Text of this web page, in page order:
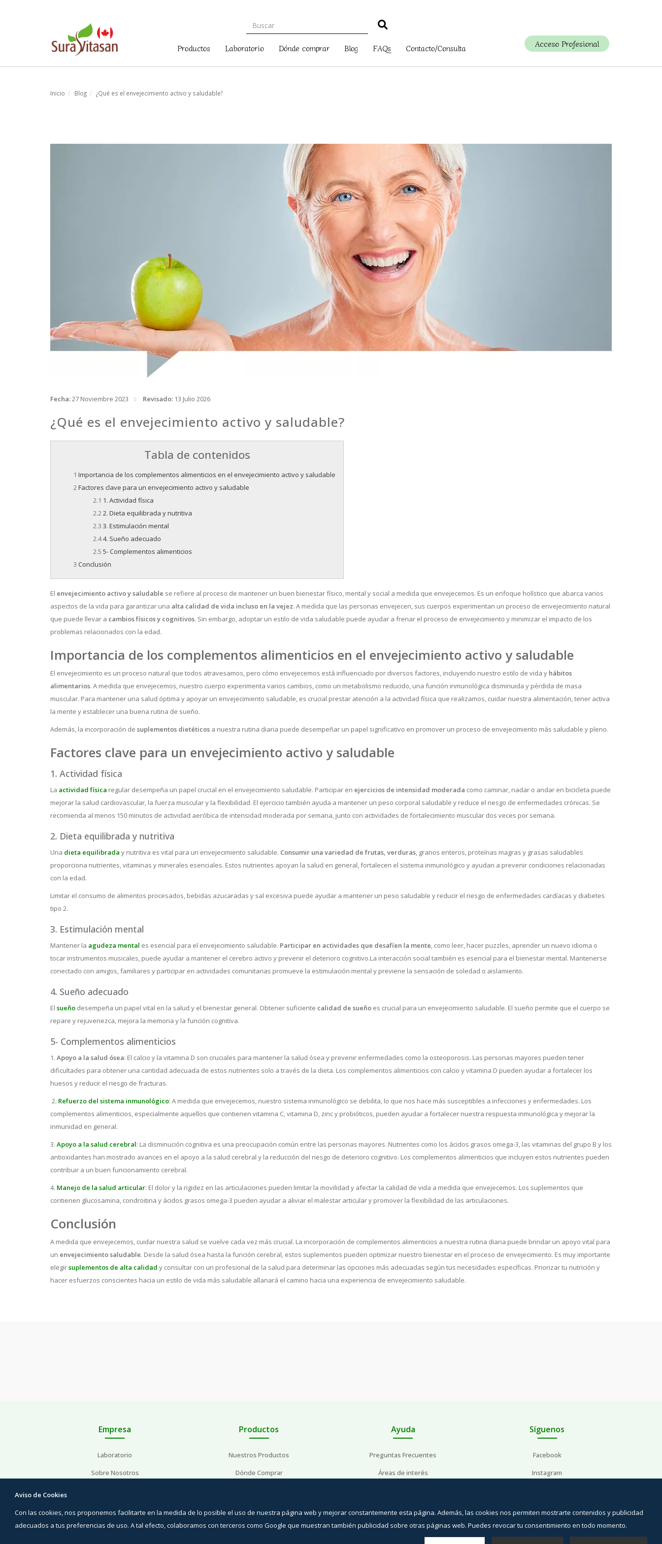
Acceso Profesional
Productos Laboratorio Dónde comprar Blog FAQs Contacto/Consulta
Inicio Blog ¿Qué es el envejecimiento activo y saludable?
Fecha:27 Noviembre 2023 Revisado: 13 Julio 2026
¿Qué es el envejecimiento activo y saludable?
Tabla de contenidos
Importancia de los complementos alimenticios en el envejecimiento activo y saludable
Factores clave para un envejecimiento activo y saludable
1. Actividad física
2. Dieta equilibrada y nutritiva
3. Estimulación mental
4. Sueño adecuado
5- Complementos alimenticios
Conclusión
El envejecimiento activo y saludable se refiere al proceso de mantener un buen bienestar físico, mental y social a medida que envejecemos. Es un enfoque holístico que abarca varios
aspectos de la vida para garantizar una alta calidad de vida incluso en la vejez. A medida que las personas envejecen, sus cuerpos experimentan un proceso de envejecimiento natural
que puede llevar a cambios físicos y cognitivos. Sin embargo, adoptar un estilo de vida saludable puede ayudar a frenar el proceso de envejecimiento y minimizar el impacto de los
problemas relacionados con la edad.
Importancia de los complementos alimenticios en el envejecimiento activo y saludable
El envejecimiento es un proceso natural que todos atravesamos, pero cómo envejecemos está influenciado por diversos factores, incluyendo nuestro estilo de vida y hábitos
alimentarios. A medida que envejecemos, nuestro cuerpo experimenta varios cambios, como un metabolismo reducido, una función inmunológica disminuida y pérdida de masa
muscular. Para mantener una salud óptima y apoyar un envejecimiento saludable, es crucial prestar atención a la actividad física que realizamos, cuidar nuestra alimentación, tener activa
la mente y establecer una buena rutina de sueño.
Además, la incorporación de suplementos dietéticos a nuestra rutina diaria puede desempeñar un papel significativo en promover un proceso de envejecimiento más saludable y pleno.
Factores clave para un envejecimiento activo y saludable
1. Actividad física
La actividad física regular desempeña un papel crucial en el envejecimiento saludable. Participar en ejercicios de intensidad moderada como caminar, nadar o andar en bicicleta puede
mejorar la salud cardiovascular, la fuerza muscular y la flexibilidad. El ejercicio también ayuda a mantener un peso corporal saludable y reduce el riesgo de enfermedades crónicas. Se
recomienda al menos 150 minutos de actividad aeróbica de intensidad moderada por semana, junto con actividades de fortalecimiento muscular dos veces por semana.
2. Dieta equilibrada y nutritiva
Una dieta equilibrada y nutritiva es vital para un envejecimiento saludable. Consumir una variedad de frutas, verduras, granos enteros, proteínas magras y grasas saludables
proporciona nutrientes, vitaminas y minerales esenciales. Estos nutrientes apoyan la salud en general, fortalecen el sistema inmunológico y ayudan a prevenir condiciones relacionadas
con la edad.
Limitar el consumo de alimentos procesados, bebidas azucaradas y sal excesiva puede ayudar a mantener un peso saludable y reducir el riesgo de enfermedades cardíacas y diabetes
tipo 2.
3. Estimulación mental
Mantener la agudeza mental es esencial para el envejecimiento saludable. Participar en actividades que desafíen la mente, como leer, hacer puzzles, aprender un nuevo idioma o
tocar instrumentos musicales, puede ayudar a mantener el cerebro activo y prevenir el deterioro cognitivo.La interacción social también es esencial para el bienestar mental. Mantenerse
conectado con amigos, familiares y participar en actividades comunitarias promueve la estimulación mental y previene la sensación de soledad o aislamiento.
4. Sueño adecuado
El sueño desempeña un papel vital en la salud y el bienestar general. Obtener suficiente calidad de sueño es crucial para un envejecimiento saludable. El sueño permite que el cuerpo se
repare y rejuvenezca, mejora la memoria y la función cognitiva.
5- Complementos alimenticios
1. Apoyo a la salud ósea: El calcio y la vitamina D son cruciales para mantener la salud ósea y prevenir enfermedades como la osteoporosis. Las personas mayores pueden tener
dificultades para obtener una cantidad adecuada de estos nutrientes solo a través de la dieta. Los complementos alimenticios con calcio y vitamina D pueden ayudar a fortalecer los
huesos y reducir el riesgo de fracturas.
2. Refuerzo del sistema inmunológico: A medida que envejecemos, nuestro sistema inmunológico se debilita, lo que nos hace más susceptibles a infecciones y enfermedades. Los
complementos alimenticios, especialmente aquellos que contienen vitamina C, vitamina D, zinc y probióticos, pueden ayudar a fortalecer nuestra respuesta inmunológica y mejorar la
inmunidad en general.
3. Apoyo a la salud cerebral: La disminución cognitiva es una preocupación común entre las personas mayores. Nutrientes como los ácidos grasos omega-3, las vitaminas del grupo B y los
antioxidantes han mostrado avances en el apoyo a la salud cerebral y la reducción del riesgo de deterioro cognitivo. Los complementos alimenticios que incluyen estos nutrientes pueden
contribuir a un buen funcionamiento cerebral.
4. Manejo de la salud articular: El dolor y la rigidez en las articulaciones pueden limitar la movilidad y afectar la calidad de vida a medida que envejecemos. Los suplementos que
contienen glucosamina, condroitina y ácidos grasos omega-3 pueden ayudar a aliviar el malestar articular y promover la flexibilidad de las articulaciones.
Conclusión
A medida que envejecemos, cuidar nuestra salud se vuelve cada vez más crucial. La incorporación de complementos alimenticios a nuestra rutina diaria puede brindar un apoyo vital para
un envejecimiento saludable. Desde la salud ósea hasta la función cerebral, estos suplementos pueden optimizar nuestro bienestar en el proceso de envejecimiento. Es muy importante
elegirsuplementos de alta calidad y consultar con un profesional de la salud para determinar las opciones más adecuadas según tus necesidades específicas. Priorizar tu nutrición y
hacer esfuerzos conscientes hacia un estilo de vida más saludable allanará el camino hacia una experiencia de envejecimiento saludable.
Empresa
Laboratorio
Sobre Nosotros
Productos
Nuestros Productos
Dónde Comprar
Ayuda
Preguntas Frecuentes
Áreas de interés
Síguenos
Facebook
Instagram
Política de Cookies
Aviso de Cookies
Con las cookies, nos proponemos facilitarte en la medida de lo posible el uso de nuestra página web y mejorar constantemente esta página. Además, las cookies nos permiten mostrarte contenidos y publicidad
adecuados a tus preferencias de uso. A tal efecto, colaboramos con terceros como Google que muestran también publicidad sobre otras páginas web. Puedes revocar tu consentimiento en todo momento.